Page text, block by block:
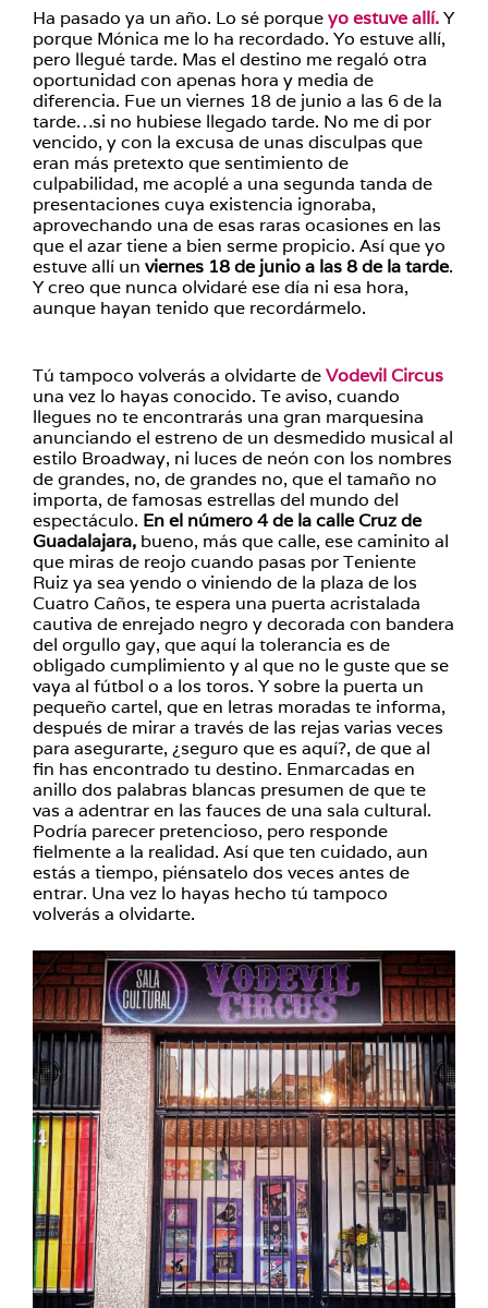
Ha pasado ya un año. Lo sé porqueyo estuve allí.Y
porque Mónica me lo ha recordado. Yo estuve allí,
pero llegué tarde. Mas el destino me regaló otra
oportunidad con apenas hora y media de
diferencia. Fue un viernes 18 de junio a las 6 de la
tarde…si no hubiese llegado tarde. No me di por
vencido, y con la excusa de unas disculpas que
eran más pretexto que sentimiento de
culpabilidad, me acoplé a una segunda tanda de
presentaciones cuya existencia ignoraba,
aprovechando una de esas raras ocasiones en las
que el azar tiene a bien serme propicio. Así que yo
estuve allí un viernes 18 de junio a las 8 de la tarde.
Y creo que nunca olvidaré ese día ni esa hora,
aunque hayan tenido que recordármelo.
Tú tampoco volverás a olvidarte deVodevil Circus
una vez lo hayas conocido. Te aviso, cuando
llegues no te encontrarás una gran marquesina
anunciando el estreno de un desmedido musical al
estilo Broadway, ni luces de neón con los nombres
de grandes, no, de grandes no, que el tamaño no
importa, de famosas estrellas del mundo del
espectáculo. En el número 4 de la calle Cruz de
Guadalajara, bueno, más que calle, ese caminito al
que miras de reojo cuando pasas por Teniente
Ruiz ya sea yendo o viniendo de la plaza de los
Cuatro Caños, te espera una puerta acristalada
cautiva de enrejado negro y decorada con bandera
del orgullo gay, que aquí la tolerancia es de
obligado cumplimiento y al que no le guste que se
vaya al fútbol o a los toros. Y sobre la puerta un
pequeño cartel, que en letras moradas te informa,
después de mirar a través de las rejas varias veces
para asegurarte, ¿seguro que es aquí?, de que al
fin has encontrado tu destino. Enmarcadas en
anillo dos palabras blancas presumen de que te
vas a adentrar en las fauces de una sala cultural.
Podría parecer pretencioso, pero responde
fielmente a la realidad. Así que ten cuidado, aun
estás a tiempo, piénsatelo dos veces antes de
entrar. Una vez lo hayas hecho tú tampoco
volverás a olvidarte.